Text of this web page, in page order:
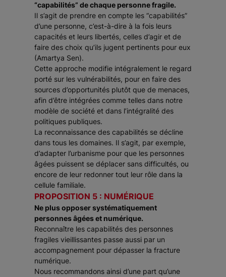
“capabilités” de chaque personne fragile.
Il s’agit de prendre en compte les “capabilités”
d’une personne, c’est-à-dire à la fois leurs
capacités et leurs libertés, celles d’agir et de
faire des choix qu’ils jugent pertinents pour eux
(Amartya Sen).
Cette approche modifie intégralement le regard
porté sur les vulnérabilités, pour en faire des
sources d’opportunités plutôt que de menaces,
afin d’être intégrées comme telles dans notre
modèle de société et dans l’intégralité des
politiques publiques.
La reconnaissance des capabilités se décline
dans tous les domaines. Il s’agit, par exemple,
d’adapter l’urbanisme pour que les personnes
âgées puissent se déplacer sans difficultés, ou
encore de leur redonner tout leur rôle dans la
cellule familiale.
PROPOSITION 5 : NUMÉRIQUE
Ne plus opposer systématiquement
personnes âgées et numérique.
Reconnaître les capabilités des personnes
fragiles vieillissantes passe aussi par un
accompagnement pour dépasser la fracture
numérique.
Nous recommandons ainsi d’une part qu’une